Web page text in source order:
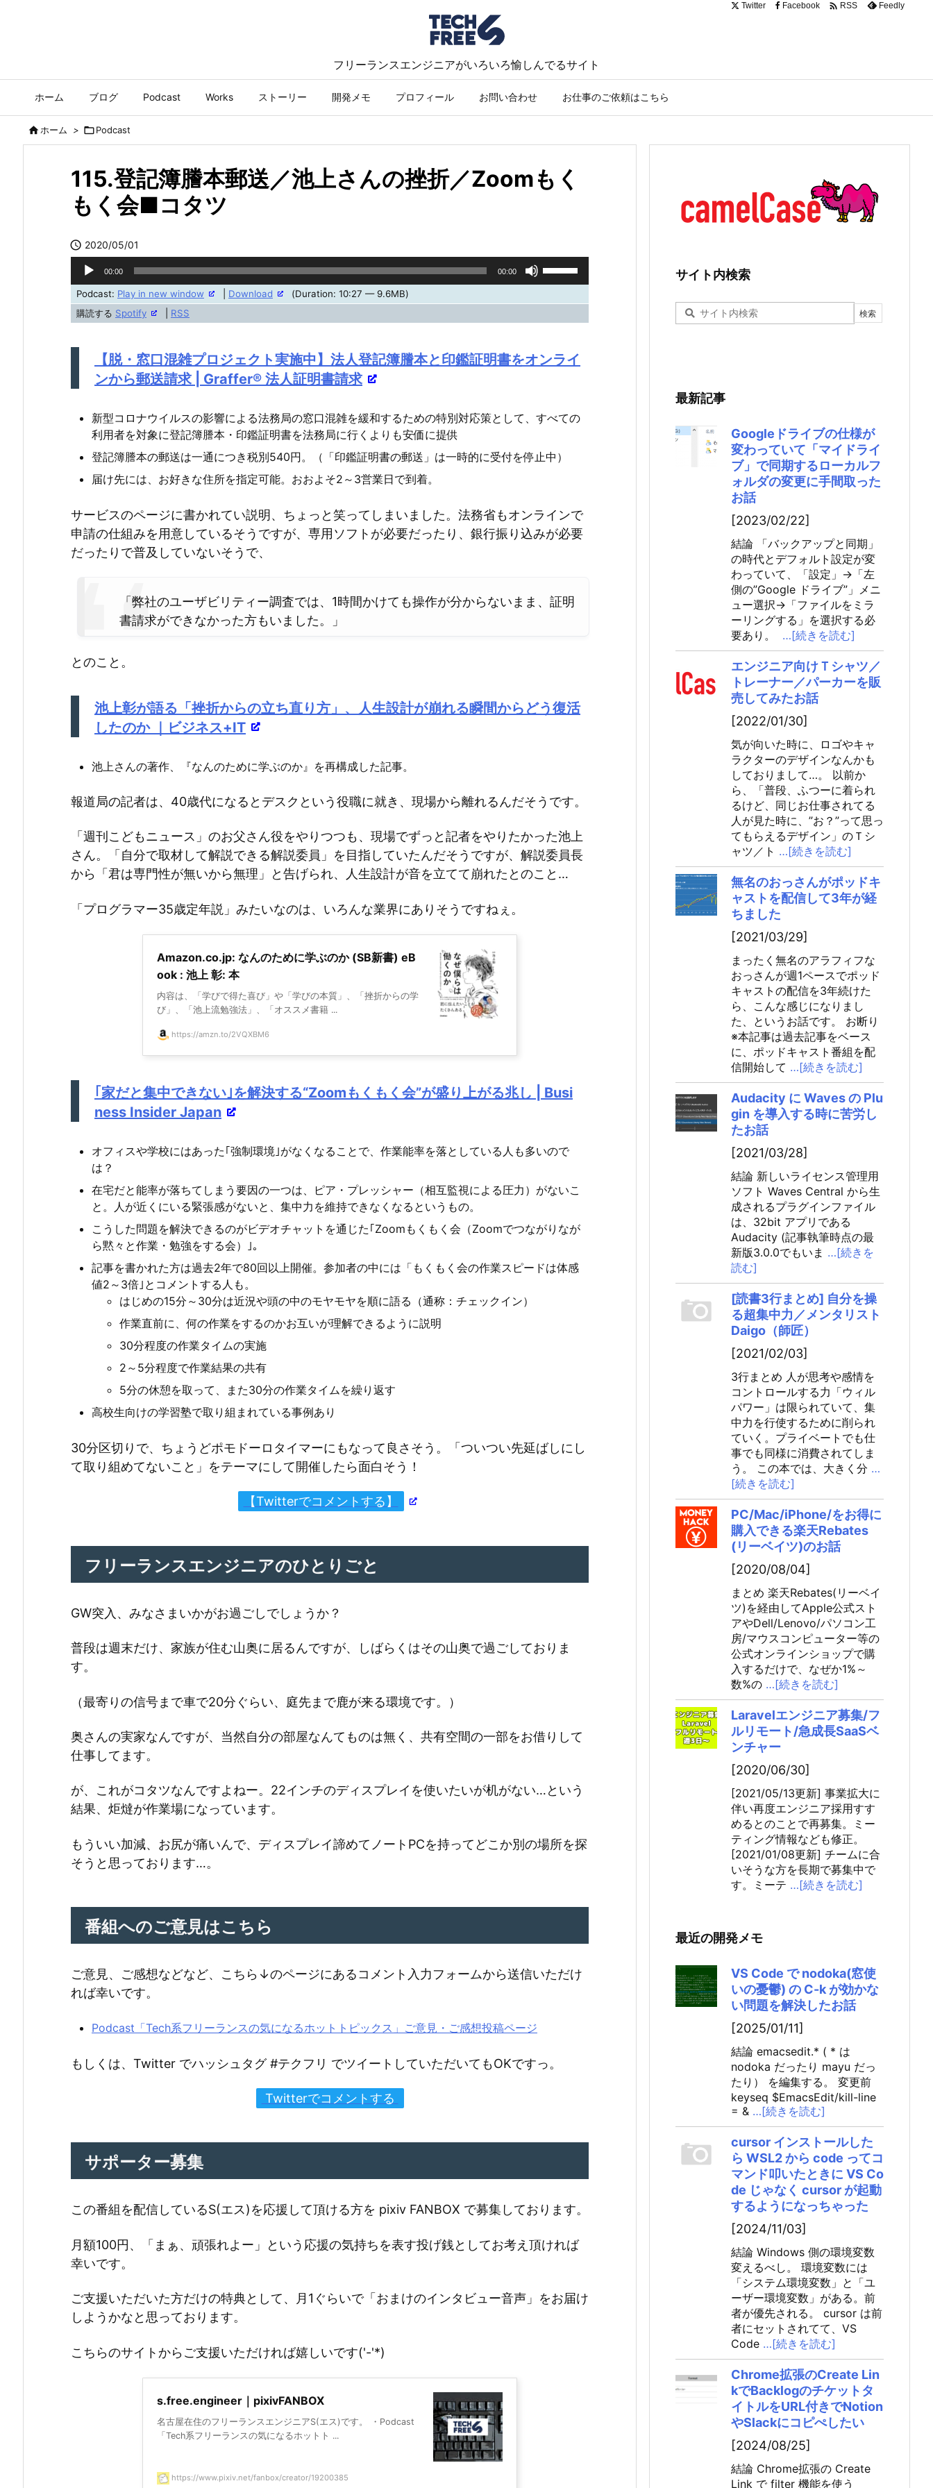
フリーランスエンジニアがいろいろ愉しんでるサイト
ホーム ブログ Podcast Works ストーリー 開発メモ プロフィール お問い合わせ お仕事のご依頼はこちら
Twitter Facebook  RSS Feedly
ホーム > Podcast
115.登記簿謄本郵送／池上さんの挫折／Zoomもく
もく会■コタツ
 2020/05/01
声
プ
ー
ー
00:00 00:00
ボ
リ
ュ
調
に
上
印
キ
使
さ
Podcast: Play in new window Download
(Duration: 10:27 — 9.6MB)
購読する Spotify RSS
【脱・窓口混雑プロジェクト実施中】法人登記簿謄本と印鑑証明書をオンライ
ンから郵送請求 | Graffer® 法人証明書請求
新型コロナウイルスの影響による法務局の窓口混雑を緩和するための特別対応策として、すべての
利用者を対象に登記簿謄本・印鑑証明書を法務局に行くよりも安価に提供
登記簿謄本の郵送は一通につき税別540円。（「印鑑証明書の郵送」は一時的に受付を停止中）
届け先には、お好きな住所を指定可能。おおよそ2～3営業日で到着。
サービスのページに書かれてい説明、ちょっと笑ってしまいました。法務省もオンラインで
申請の仕組みを用意しているそうですが、専用ソフトが必要だったり、銀行振り込みが必要
だったりで普及していないそうで、
「弊社のユーザビリティー調査では、1時間かけても操作が分からないまま、証明
書請求ができなかった方もいました。」
とのこと。
池上彰が語る「挫折からの立ち直り方」、人生設計が崩れる瞬間からどう復活
したのか ｜ビジネス+IT
池上さんの著作、『なんのために学ぶのか』を再構成した記事。
報道局の記者は、40歳代になるとデスクという役職に就き、現場から離れるんだそうです。
「週刊こどもニュース」のお父さん役をやりつつも、現場でずっと記者をやりたかった池上
さん。「自分で取材して解説できる解説委員」を目指していたんだそうですが、解説委員長
から「君は専門性が無いから無理」と告げられ、人生設計が音を立てて崩れたとのこと…
「プログラマー35歳定年説」みたいなのは、いろんな業界にありそうですねぇ。
Amazon.co.jp: なんのために学ぶのか (SB新書) eB
ook : 池上 彰: 本
内容は、「学びで得た喜び」や「学びの本質」、「挫折からの学
び」、「池上流勉強法」、「オススメ書籍 ...
https://amzn.to/2VQXBM6
｢家だと集中できない｣を解決する“Zoomもくもく会”が盛り上がる兆し | Busi
ness Insider Japan
オフィスや学校にはあった｢強制環境｣がなくなることで、作業能率を落としている人も多いので
は？
在宅だと能率が落ちてしまう要因の一つは、ピア・プレッシャー（相互監視による圧力）がないこ
と。人が近くにいる緊張感がないと、集中力を維持できなくなるというもの。
こうした問題を解決できるのがビデオチャットを通じた｢Zoomもくもく会（Zoomでつながりなが
ら黙々と作業・勉強をする会）｣。
記事を書かれた方は過去2年で80回以上開催。参加者の中には「もくもく会の作業スピードは体感
値2～3倍｣とコメントする人も。
はじめの15分～30分は近況や頭の中のモヤモヤを順に語る（通称：チェックイン）
作業直前に、何の作業をするのかお互いが理解できるように説明
30分程度の作業タイムの実施
2～5分程度で作業結果の共有
5分の休憩を取って、また30分の作業タイムを繰り返す
高校生向けの学習塾で取り組まれている事例あり
30分区切りで、ちょうどポモドーロタイマーにもなって良さそう。「ついつい先延ばしにし
て取り組めてないこと」をテーマにして開催したら面白そう！
【Twitterでコメントする】
フリーランスエンジニアのひとりごと
GW突入、みなさまいかがお過ごしでしょうか？
普段は週末だけ、家族が住む山奥に居るんですが、しばらくはその山奥で過ごしておりま
す。
（最寄りの信号まで車で20分ぐらい、庭先まで鹿が来る環境です。）
奥さんの実家なんですが、当然自分の部屋なんてものは無く、共有空間の一部をお借りして
仕事してます。
が、これがコタツなんですよねー。22インチのディスプレイを使いたいが机がない…という
結果、炬燵が作業場になっています。
もういい加減、お尻が痛いんで、ディスプレイ諦めてノートPCを持ってどこか別の場所を探
そうと思っております…。
番組へのご意見はこちら
ご意見、ご感想などなど、こちら↓のページにあるコメント入力フォームから送信いただけ
れば幸いです。
Podcast「Tech系フリーランスの気になるホットトピックス」ご意見・ご感想投稿ページ
もしくは、Twitter でハッシュタグ #テクフリ でツイートしていただいてもOKですっ。
Twitterでコメントする
サポーター募集
この番組を配信しているS(エス)を応援して頂ける方を pixiv FANBOX で募集しております。
月額100円、「まぁ、頑張れよー」という応援の気持ちを表す投げ銭としてお考え頂ければ
幸いです。
ご支援いただいた方だけの特典として、月1ぐらいで「おまけのインタビュー音声」をお届け
しようかなと思っております。
こちらのサイトからご支援いただければ嬉しいです('-'*)
s.free.engineer｜pixivFANBOX
名古屋在住のフリーランスエンジニアS(エス)です。 ・Podcast
「Tech系フリーランスの気になるホットト ...
https://www.pixiv.net/fanbox/creator/19200385
サイト内検索
最新記事
Googleドライブの仕様が
変わっていて「マイドライ
ブ」で同期するローカルフ
ォルダの変更に手間取った
お話
[2023/02/22]
結論 「バックアップと同期」
の時代とデフォルト設定が変
わっていて、「設定」→「左
側の”Google ドライブ”」メニ
ュー選択→「ファイルをミラ
ーリングする」を選択する必
要あり。
…[続きを読む]
エンジニア向けＴシャツ／
トレーナー／パーカーを販
売してみたお話
[2022/01/30]
気が向いた時に、ロゴやキャ
ラクターのデザインなんかも
しておりまして…。 以前か
ら、「普段、ふつーに着られ
るけど、同じお仕事されてる
人が見た時に、”お？”って思っ
てもらえるデザイン」のＴシ
ャツ／ト …[続きを読む]
無名のおっさんがポッドキ
ャストを配信して3年が経
ちました
[2021/03/29]
まったく無名のアラフィフな
おっさんが週1ペースでポッド
キャストの配信を3年続けた
ら、こんな感じになりまし
た、というお話です。 お断り
※本記事は過去記事をベース
に、ポッドキャスト番組を配
信開始して …[続きを読む]
Audacity に Waves の Plu
gin を導入する時に苦労し
たお話
[2021/03/28]
結論 新しいライセンス管理用
ソフト Waves Central から生
成されるプラグインファイル
は、32bit アプリである
Audacity (記事執筆時点の最
新版3.0.0でもいま …[続きを
読む]
[読書3行まとめ] 自分を操
る超集中力／メンタリスト
Daigo（師匠）
[2021/02/03]
3行まとめ 人が思考や感情を
コントロールする力「ウィル
パワー」は限られていて、集
中力を行使するために削られ
ていく。プライベートでも仕
事でも同様に消費されてしま
う。 この本では、大きく分 …
[続きを読む]
PC/Mac/iPhone/をお得に
購入できる楽天Rebates
(リーベイツ)のお話
[2020/08/04]
まとめ 楽天Rebates(リーベイ
ツ)を経由してApple公式スト
アやDell/Lenovo/パソコン工
房/マウスコンピューター等の
公式オンラインショップで購
入するだけで、なぜか1%～
数%の …[続きを読む]
Laravelエンジニア募集/フ
ルリモート/急成長SaaSベ
ンチャー
[2020/06/30]
[2021/05/13更新] 事業拡大に
伴い再度エンジニア採用すす
めるとのことで再募集。ミー
ティング情報なども修正。
[2021/01/08更新] チームに合
いそうな方を長期で募集中で
す。ミーテ …[続きを読む]
最近の開発メモ
VS Code で nodoka(窓使
いの憂鬱) の C-k が効かな
い問題を解決したお話
[2025/01/11]
結論 emacsedit.* ( * は
nodoka だったり mayu だっ
たり） を編集する。 変更前
keyseq $EmacsEdit/kill-line
= & …[続きを読む]
cursor インストールした
ら WSL2 から code ってコ
マンド叩いたときに VS Co
de じゃなく cursor が起動
するようになっちゃった
[2024/11/03]
結論 Windows 側の環境変数
変えるべし。 環境変数には
「システム環境変数」と「ユ
ーザー環境変数」がある。前
者が優先される。 cursor は前
者にセットされてて、VS
Code …[続きを読む]
Chrome拡張のCreate Lin
kでBacklogのチケットタ
イトルをURL付きでNotion
やSlackにコピぺしたい
[2024/08/25]
結論 Chrome拡張の Create
Link で filter 機能を使う